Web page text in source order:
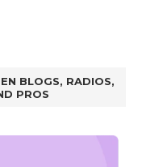
BLOGS, RADIOS,
PROS